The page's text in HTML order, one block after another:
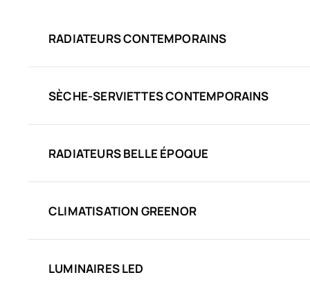
RADIATEURS CONTEMPORAINS
SÈCHE-SERVIETTES CONTEMPORAINS
RADIATEURS BELLE ÉPOQUE
CLIMATISATION GREENOR
LUMINAIRES LED